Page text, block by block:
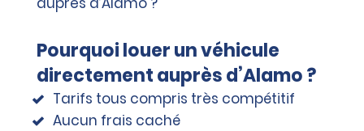
Pourquoi louer un véhicule
directement auprès d’Alamo ?
Tarifs tous compris très compétitif
Aucun frais caché